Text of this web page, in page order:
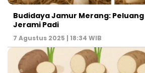
Budidaya Jamur Merang:
Jerami Padi
7 Agustus 2025 | 18:34 WIB